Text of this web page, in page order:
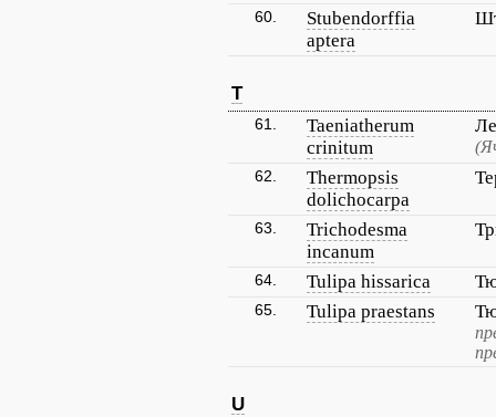
60.
Stubendorffia
aptera
T
61.
Taeniatherum
crinitum
62.
Thermopsis
dolichocarpa
63.
Trichodesma
incanum
64. Tulipa hissarica
65. Tulipa praestans
U